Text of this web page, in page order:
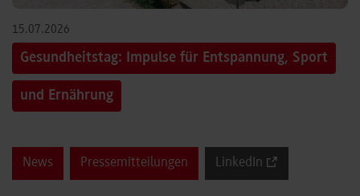
15.07.2026
Gesundheitstag: Impulse für Entspannung, Sport
und Ernährung
News Pressemitteilungen LinkedIn